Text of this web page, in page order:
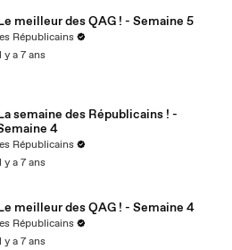
meilleur des QAG ! - Semaine 5
Républicains
y a 7 ans
semaine des Républicains ! -
4
Républicains
y a 7 ans
meilleur des QAG ! - Semaine 4
Républicains
y a 7 ans